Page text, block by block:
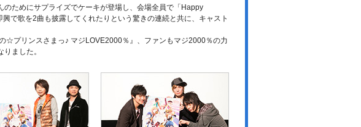
ためにサプライズでケーキが登場し、会場全員で「Happy
で歌を2曲も披露してくれたりという驚きの連続と共に、キャスト
☆プリンスさまっ♪ マジLOVE2000％』、ファンもマジ2000％の力
ました。